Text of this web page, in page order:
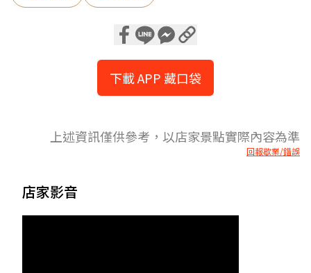
下載 APP 藏口袋
上述資訊僅供參考，以店家景點實際內容為準
回報歇業/錯誤
店家影音